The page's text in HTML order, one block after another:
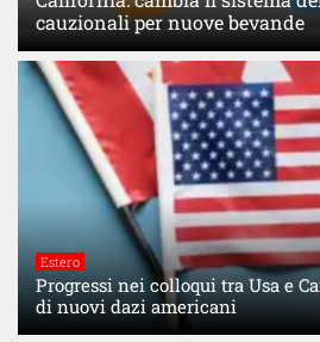
cauzionali per nuove bevande
Estero
Progressi nei colloqui tra Usa e
di nuovi dazi americani